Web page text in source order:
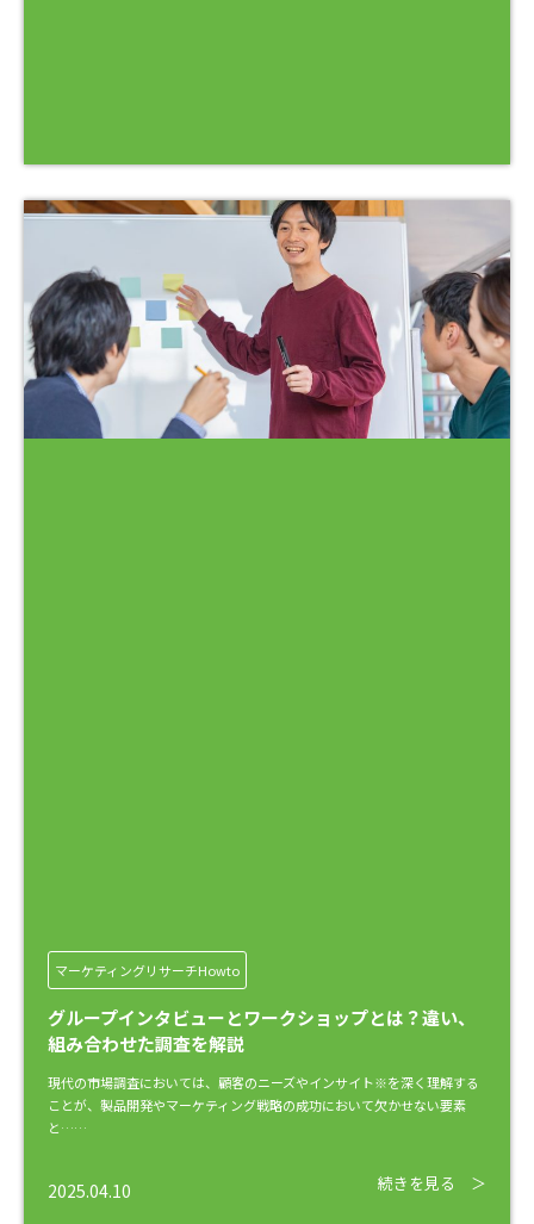
マーケティングリサーチHowto
グループインタビューとワークショップとは？違い、
組み合わせた調査を解説
現代の市場調査においては、顧客のニーズやインサイト※を深く理解する
ことが、製品開発やマーケティング戦略の成功において欠かせない要素
と……
2025.04.10 続きを見る ＞